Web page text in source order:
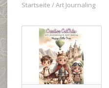
Startseite /Art Journaling